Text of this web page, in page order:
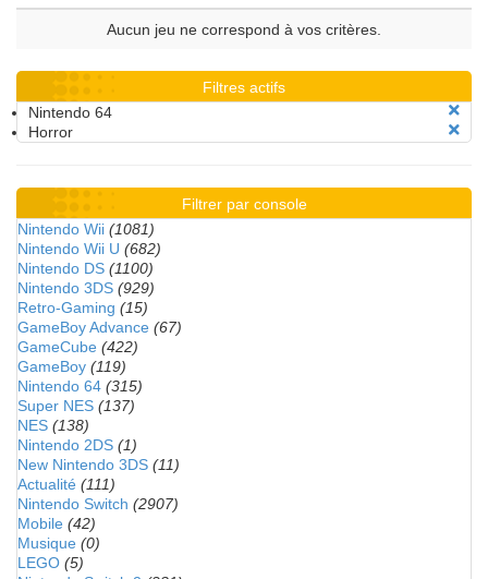
Aucun jeu ne correspond à vos critères.
Filtres actifs
Nintendo 64
Horror
Filtrer par console
Nintendo Wii (1081)
Nintendo Wii U (682)
Nintendo DS (1100)
Nintendo 3DS (929)
Retro-Gaming (15)
GameBoy Advance (67)
GameCube (422)
GameBoy (119)
Nintendo 64 (315)
Super NES (137)
NES (138)
Nintendo 2DS (1)
New Nintendo 3DS (11)
Actualité (111)
Nintendo Switch (2907)
Mobile (42)
Musique (0)
LEGO (5)